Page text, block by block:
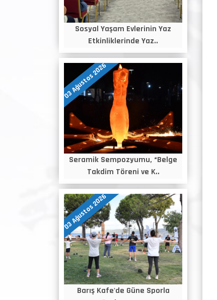
Sosyal Yaşam Evlerinin Yaz
Etkinliklerinde Yaz..
03 Ağustos 2026
Seramik Sempozyumu, “Belge
Takdim Töreni ve K..
03 Ağustos 2026
Barış Kafe'de Güne Sporla